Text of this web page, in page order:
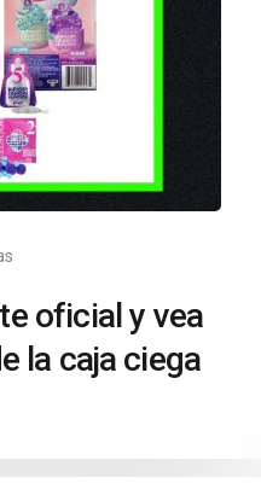
oficial y vea
la caja ciega